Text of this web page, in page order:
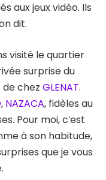
aux jeux vidéo. Ils
dit.
visité le quartier
surprise du
de chez GLENAT.
, NAZACA, fidèles au
Pour moi, c’est
à son habitude,
que je vous